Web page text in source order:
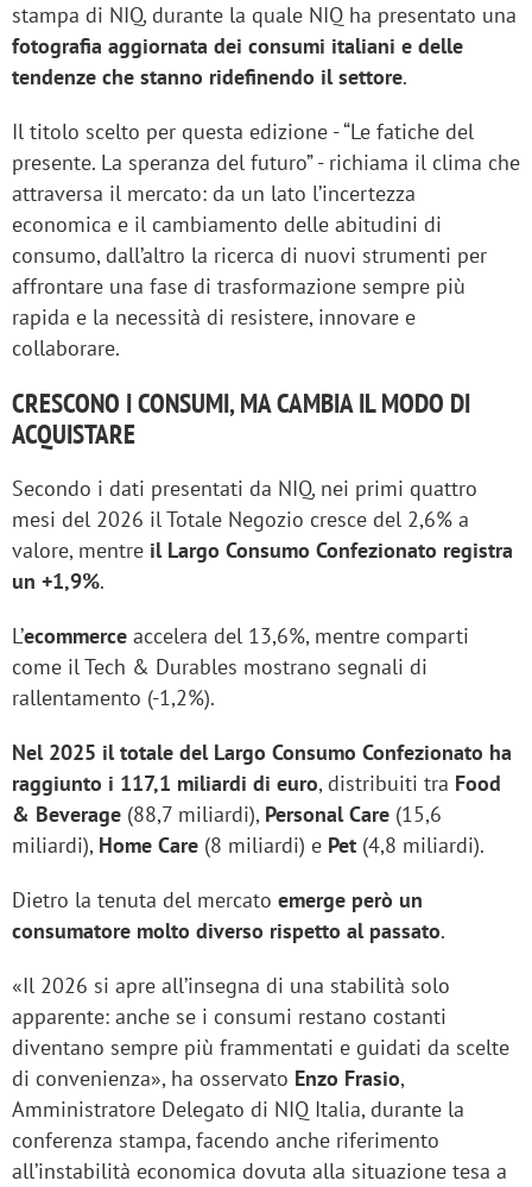
stampa di NIQ, durante la quale NIQ ha presentato una
fotografia aggiornata dei consumi italiani e delle
tendenze che stanno ridefinendo il settore.
Il titolo scelto per questa edizione - “Le fatiche del
presente. La speranza del futuro” - richiama il clima che
attraversa il mercato: da un lato l’incertezza
economica e il cambiamento delle abitudini di
consumo, dall’altro la ricerca di nuovi strumenti per
affrontare una fase di trasformazione sempre più
rapida e la necessità di resistere, innovare e
collaborare.
CRESCONO I CONSUMI, MA CAMBIA IL MODO DI
ACQUISTARE
Secondo i dati presentati da NIQ, nei primi quattro
mesi del 2026 il Totale Negozio cresce del 2,6% a
valore, mentre il Largo Consumo Confezionato registra
un +1,9%.
L’ecommerce accelera del 13,6%, mentre comparti
come il Tech & Durables mostrano segnali di
rallentamento (-1,2%).
Nel 2025 il totale del Largo Consumo Confezionato ha
raggiunto i 117,1 miliardi di euro, distribuiti tra Food
& Beverage (88,7 miliardi), Personal Care (15,6
miliardi), Home Care (8 miliardi) e Pet (4,8 miliardi).
Dietro la tenuta del mercato emerge però un
consumatore molto diverso rispetto al passato.
«Il 2026 si apre all’insegna di una stabilità solo
apparente: anche se i consumi restano costanti
diventano sempre più frammentati e guidati da scelte
di convenienza», ha osservato Enzo Frasio,
Amministratore Delegato di NIQ Italia, durante la
conferenza stampa, facendo anche riferimento
all’instabilità economica dovuta alla situazione tesa a